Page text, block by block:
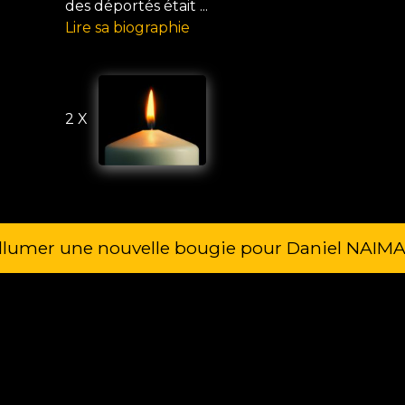
des déportés était ...
Lire sa biographie
2 X
une nouvelle bougie pour Daniel